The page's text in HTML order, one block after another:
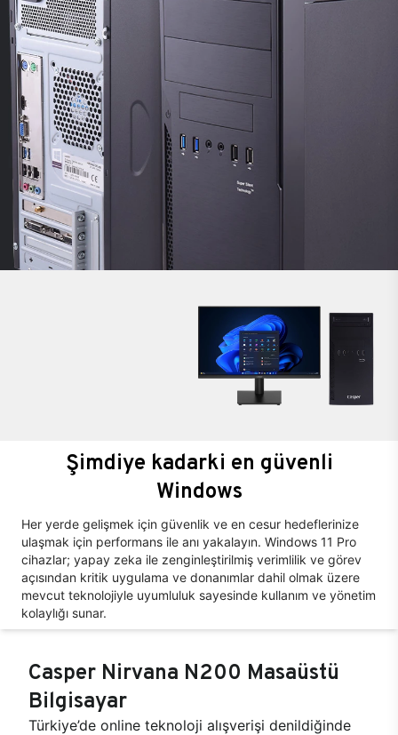
Şimdiye kadarki en güvenli
Windows
Her yerde gelişmek için güvenlik ve en cesur hedeflerinize
ulaşmak için performans ile anı yakalayın. Windows 11 Pro
cihazlar; yapay zeka ile zenginleştirilmiş verimlilik ve görev
açısından kritik uygulama ve donanımlar dahil olmak üzere
mevcut teknolojiyle uyumluluk sayesinde kullanım ve yönetim
kolaylığı sunar.
Casper Nirvana N200 Masaüstü
Bilgisayar
Türkiye’de online teknoloji alışverişi denildiğinde